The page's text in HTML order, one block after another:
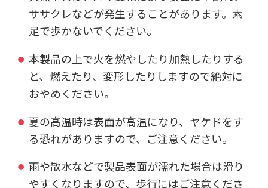
ササクレなどが発生することがあります。素
足で歩かないでください。
本製品の上で火を燃やしたり加熱したりする
と、燃えたり、変形したりしますので絶対に
おやめください。
夏の高温時は表面が高温になり、ヤケドをす
る恐れがありますので、ご注意ください。
雨や散水などで製品表面が濡れた場合は滑り
やすくなりますので、歩行にはご注意くださ